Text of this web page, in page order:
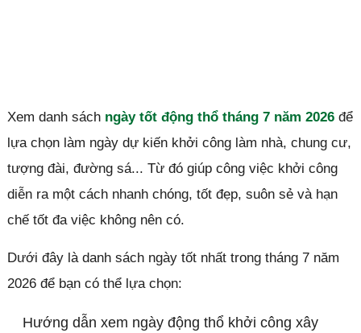
Xem danh sách ngày tốt động thổ tháng 7 năm 2026để
lựa chọn làm ngày dự kiến khởi công làm nhà, chung cư,
tượng đài, đường sá... Từ đó giúp công việc khởi công
diễn ra một cách nhanh chóng, tốt đẹp, suôn sẻ và hạn
chế tốt đa việc không nên có.
Dưới đây là danh sách ngày tốt nhất trong tháng 7 năm
2026 để bạn có thể lựa chọn:
Hướng dẫn xem ngày động thổ khởi công xây